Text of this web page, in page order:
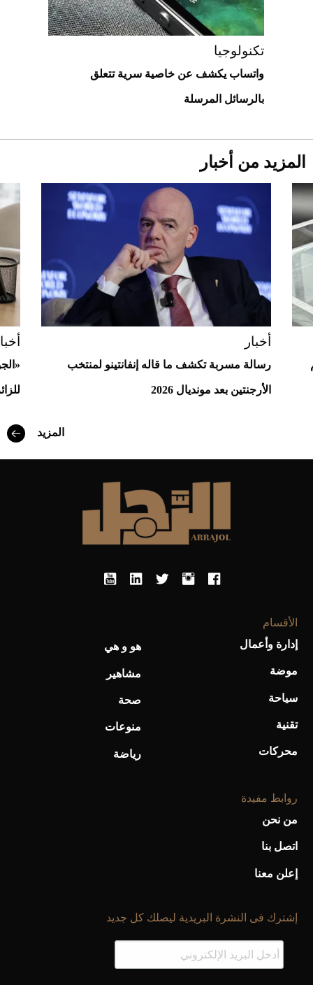
أغلى 10 عطور في العالم للرجال تمنحك فخامة
استثنائية
Aston Martin Valiant: على هوى الأبطال
أحذية Mary Jane: ترف وأناقة للرجال
2026-07-23
تكنولوجيا
واتساب يكشف عن خاصية سرية تتعلق
بالرسائل المرسلة
المزيد من أخبار
أخبار
رسالة مسربة تكشف ما قاله إنفانتينو لمنتخب
الأرجنتين بعد مونديال 2026
المزيد
الأقسام
إدارة وأعمال
موضة
سياحة
تقنية
محركات
هو و هي
مشاهير
صحة
منوعات
رياضة
روابط مفيدة
من نحن
اتصل بنا
إعلن معنا
إشترك فى النشرة البريدية ليصلك كل جديد